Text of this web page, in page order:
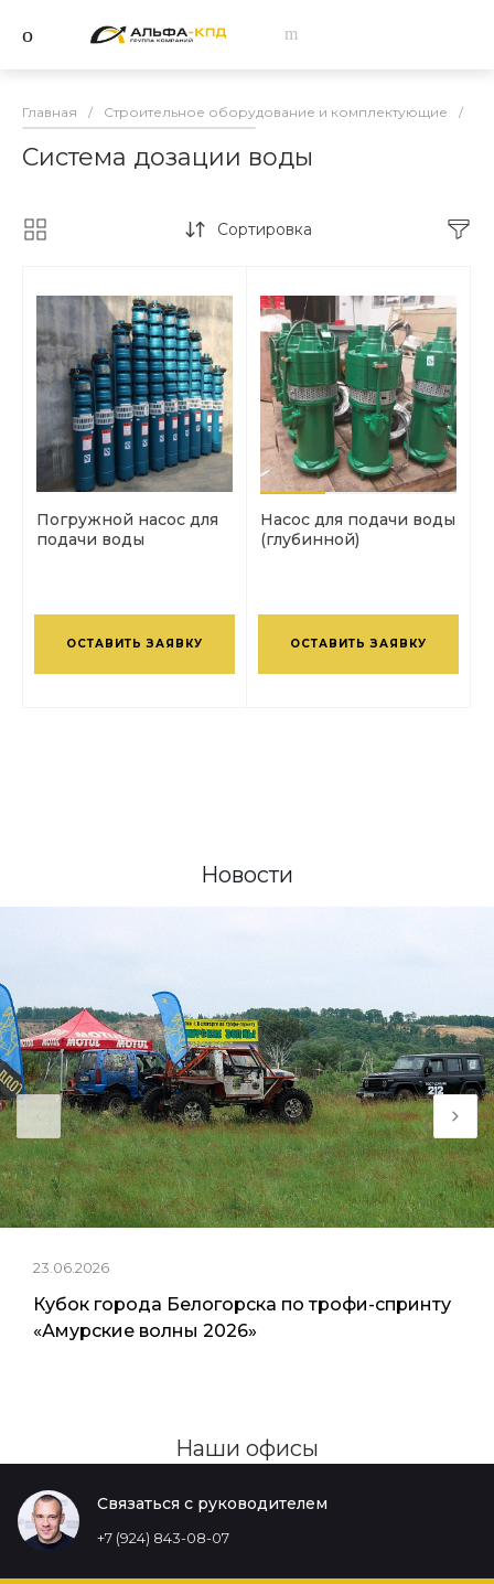
Главная / Строительное оборудование и комплектующие /
Система дозации воды
Сортировка
Погружной насос для
подачи воды
ОСТАВИТЬ ЗАЯВКУ
Насос для подачи воды
(глубинной)
ОСТАВИТЬ ЗАЯВКУ
Новости
23.06.2026
Кубок города Белогорска по трофи-спринту
«Амурские волны 2026»
Наши офисы
Связаться с руководителем
+7 (924) 843-08-07